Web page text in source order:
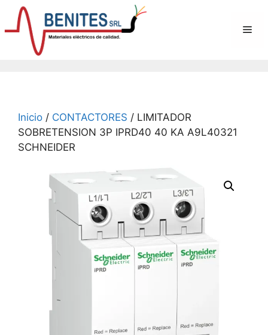
Saltar
contenido
Inicio / CONTACTORES / LIMITADOR
SOBRETENSION 3P IPRD40 40 KA A9L40321
SCHNEIDER